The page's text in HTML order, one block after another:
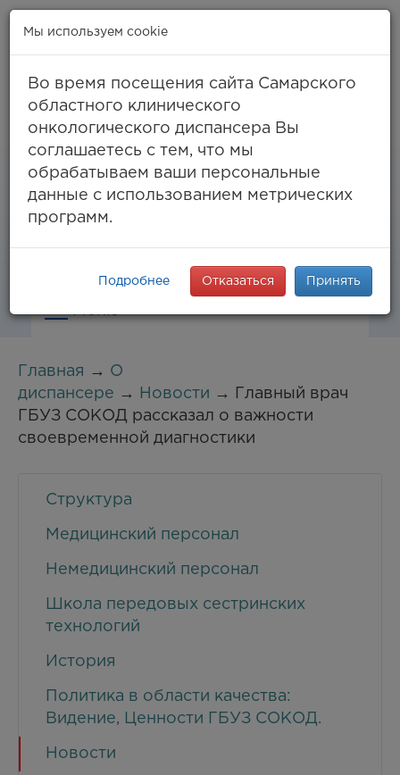
Самара, ул. Солнечная, 50
(тел. единый call-центр),
994-03-99факс
info@samaraonko.ru
Главная → О
диспансере → Новости → Главный врач
ГБУЗ СОКОД рассказал о важности
своевременной диагностики
Структура
Медицинский персонал
Немедицинский персонал
Школа передовых сестринских
технологий
История
Политика в области качества:
Видение, Ценности ГБУЗ СОКОД.
Новости
Мы используем cookie
Во время посещения сайта Самарского
областного клинического
онкологического диспансера Вы
соглашаетесь с тем, что мы
обрабатываем ваши персональные
данные с использованием метрических
программ.
Подробнее Отказаться Принять